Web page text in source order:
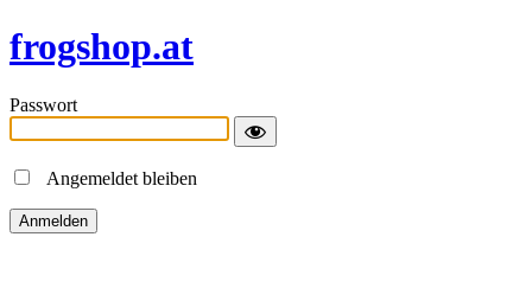
frogshop.at
Passwort
Angemeldet bleiben